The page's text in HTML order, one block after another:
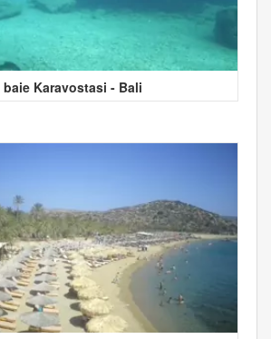
Karavostasi - Bali